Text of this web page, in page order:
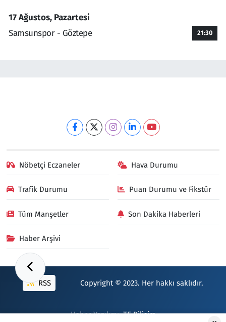
17 Ağustos, Pazartesi
Samsunspor - Göztepe
21:30
Nöbetçi Eczaneler Hava Durumu
Trafik Durumu Puan Durumu ve Fikstür
Tüm Manşetler Son Dakika Haberleri
Haber Arşivi
RSS Copyright © 2023. Her hakkı saklıdır.
Haber Yazılımı:TE Bilişim